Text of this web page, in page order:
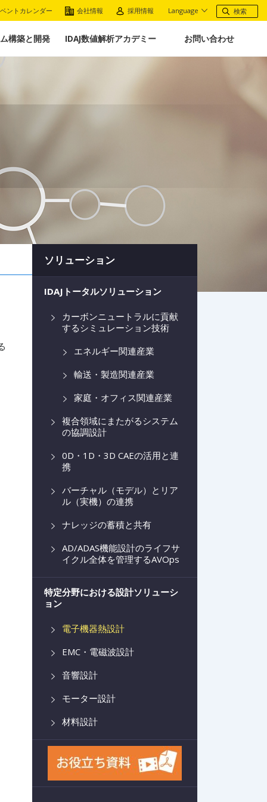
ントカレンダー 会社情報 採用情報 Language
構築と開発 IDAJ数値解析アカデミー お問い合わせ
ソリューション
IDAJトータルソリューション
カーボンニュートラルに貢献
するシミュレーション技術
エネルギー関連産業
輸送・製造関連産業
家庭・オフィス関連産業
複合領域にまたがるシステム
の協調設計
0D・1D・3D CAEの活用と連
携
バーチャル（モデル）とリア
ル（実機）の連携
ナレッジの蓄積と共有
AD/ADAS機能設計のライフサ
イクル全体を管理するAVOps
特定分野における設計ソリューシ
ョン
電子機器熱設計
EMC・電磁波設計
音響設計
モーター設計
材料設計